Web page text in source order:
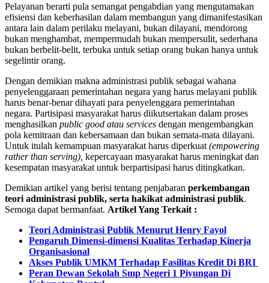
Pelayanan berarti pula semangat pengabdian yang mengutamakan
efisiensi dan keberhasilan dalam membangun yang dimanifestasikan
antara lain dalam perilaku melayani, bukan dilayani, mendorong
bukan menghambat, mempermudah bukan mempersulit, sederhana
bukan berbelit-belit, terbuka untuk setiap orang bukan hanya untuk
segelintir orang.
Dengan demikian makna administrasi publik sebagai wahana
penyelenggaraan pemerintahan negara yang harus melayani publik
harus benar-benar dihayati para penyelenggara pemerintahan
negara. Partisipasi masyarakat harus diikutsertakan dalam proses
menghasilkan public good atau services dengan mengembangkan
pola kemitraan dan kebersamaan dan bukan semata-mata dilayani.
Untuk itulah kemampuan masyarakat harus diperkuat (empowering
rather than serving), kepercayaan masyarakat harus meningkat dan
kesempatan masyarakat untuk berpartisipasi harus ditingkatkan.
Demikian artikel yang berisi tentang penjabaran perkembangan
teori administrasi publik, serta hakikat administrasi publik.
Semoga dapat bermanfaat. Artikel Yang Terkait :
Teori Administrasi Publik Menurut Henry Fayol
Pengaruh Dimensi-dimensi Kualitas Terhadap Kinerja
Organisasional
Akses Publik UMKM Terhadap Fasilitas Kredit Di BRI
Peran Dewan Sekolah Smp Negeri 1 Piyungan Di